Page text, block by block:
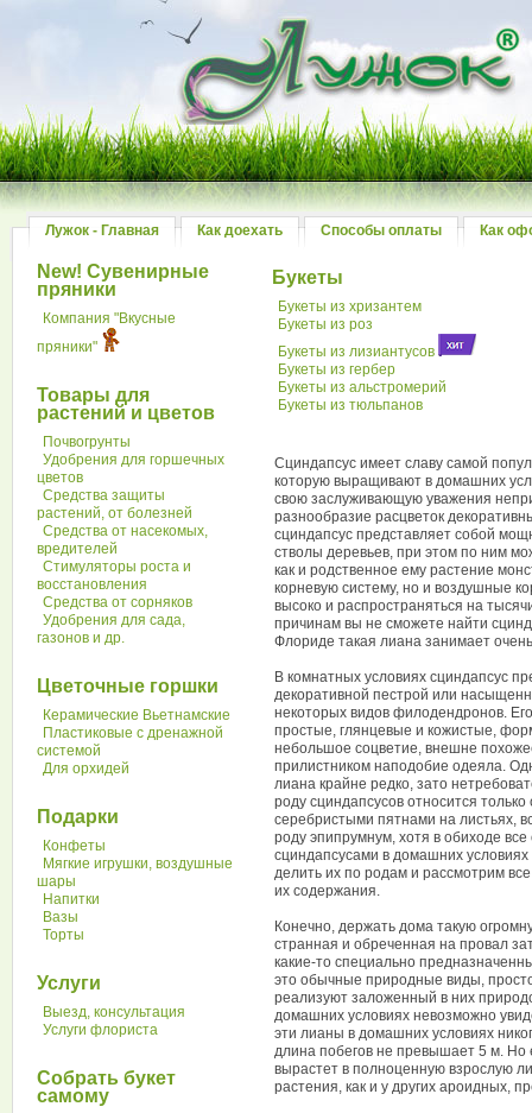
Лужок - Главная Как доехать Способы оплаты Как
New! Сувенирные
пряники
Компания "Вкусные
пряники"
Товары для
растений и цветов
Почвогрунты
Удобрения для горшечных
цветов
Средства защиты
растений, от болезней
Средства от насекомых,
вредителей
Стимуляторы роста и
восстановления
Средства от сорняков
Удобрения для сада,
газонов и др.
Цветочные горшки
Керамические Вьетнамские
Пластиковые с дренажной
системой
Для орхидей
Подарки
Конфеты
Мягкие игрушки, воздушные
шары
Напитки
Вазы
Торты
Услуги
Выезд, консультация
Услуги флориста
Собрать букет
самому
Букеты
Букеты из хризантем
Букеты из роз
Букеты из лизиантусов
Букеты из гербер
Букеты из альстромерий
Букеты из тюльпанов
Сциндапсус имеет славу самой
которую выращивают в домашних
свою заслуживающую уважения
разнообразие расцветок
сциндапсус представляет собой
стволы деревьев, при этом по ним
как и родственное ему растение
корневую систему, но и воздушные
высоко и распространяться на
причинам вы не сможете найти
Флориде такая лиана занимает
В комнатных условиях сциндапсус
декоративной пестрой или
некоторых видов филодендронов.
простые, глянцевые и кожистые,
небольшое соцветие, внешне
прилистником наподобие одеяла.
лиана крайне редко, зато
роду сциндапсусов относится
серебристыми пятнами на листьях,
роду эпипрумнум, хотя в обиходе
сциндапсусами в домашних
делить их по родам и рассмотрим
их содержания.
Конечно, держать дома такую
странная и обреченная на провал
какие-то специально
это обычные природные виды,
реализуют заложенный в них
домашних условиях невозможно
эти лианы в домашних условиях
длина побегов не превышает 5 м. Но
вырастет в полноценную взрослую
растения, как и у других ароидных,